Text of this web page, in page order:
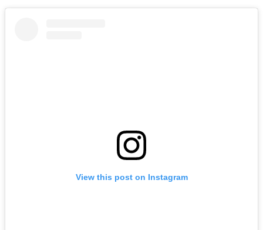
View this post on Instagram